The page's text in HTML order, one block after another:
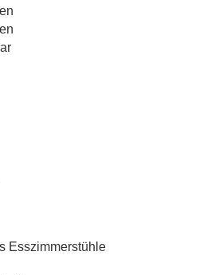
Esszimmerstühle